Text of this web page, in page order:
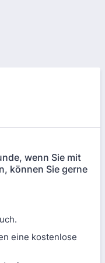
wenn Sie mit
können Sie gerne
eine kostenlose